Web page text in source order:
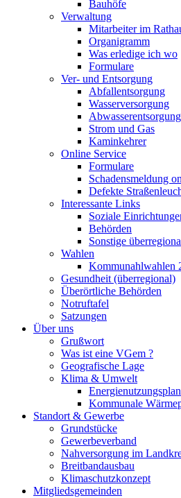
Bauhöfe
Verwaltung
Mitarbeiter im
Organigramm
Was erledige ich wo
Formulare
Ver- und Entsorgung
Abfallentsorgung
Wasserversorgung
Abwasserentsorgung
Strom und Gas
Kaminkehrer
Online Service
Formulare
Schadensmeldung
Defekte
Interessante Links
Soziale
Behörden
Sonstige
Wahlen
Kommunahlwahlen
Gesundheit (überregional)
Überörtliche Behörden
Notruftafel
Satzungen
Über uns
Grußwort
Was ist eine VGem ?
Geografische Lage
Klima & Umwelt
Energienutzungsplan
Kommunale
Standort & Gewerbe
Grundstücke
Gewerbeverband
Nahversorgung im
Breitbandausbau
Klimaschutzkonzept
Mitgliedsgemeinden